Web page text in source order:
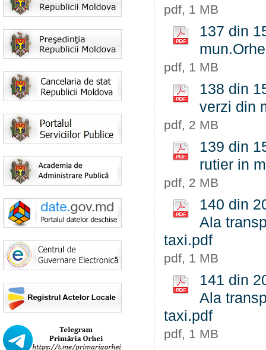
pdf, 1 MB
137 din
pdf, 1 MB
138 din
verzi din
pdf, 2 MB
139 din
rutier in
pdf, 2 MB
140 din
Ala
taxi.pdf
pdf, 1 MB
141 din
Ala
taxi.pdf
pdf, 1 MB